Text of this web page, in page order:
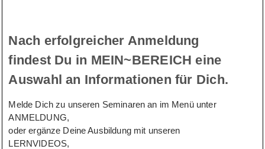
Nach erfolgreicher Anmeldung
findest Du in MEIN~BEREICH eine
Auswahl an Informationen für Dich.
Melde Dich zu unseren Seminaren an im Menü unter
ANMELDUNG,
oder ergänze Deine Ausbildung mit unseren
LERNVIDEOS,